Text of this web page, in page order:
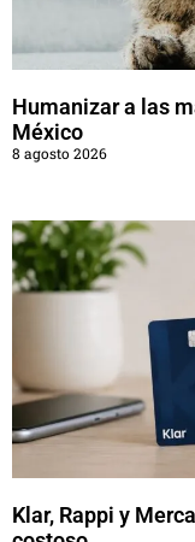
Humanizar a las
México
8 agosto 2026
Klar, Rappi y